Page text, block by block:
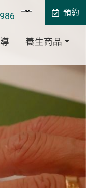
預約
養生商品